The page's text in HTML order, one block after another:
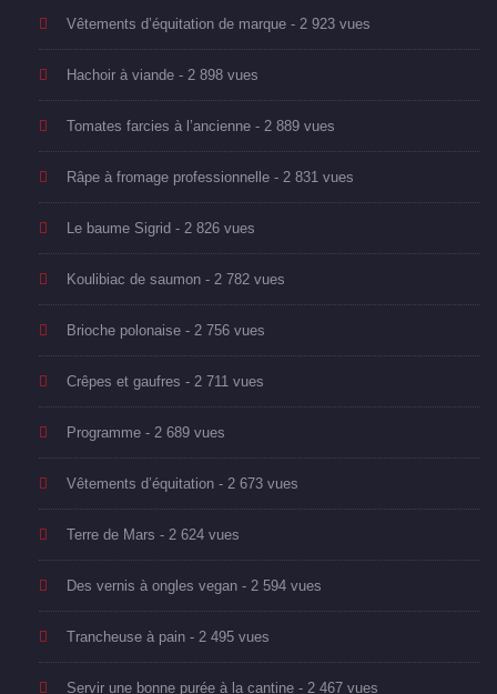
Vêtements d’équitation de marque - 2 923 vues
Hachoir à viande - 2 898 vues
Tomates farcies à l’ancienne - 2 889 vues
Râpe à fromage professionnelle - 2 831 vues
Le baume Sigrid - 2 826 vues
Koulibiac de saumon - 2 782 vues
Brioche polonaise - 2 756 vues
Crêpes et gaufres - 2 711 vues
Programme - 2 689 vues
Vêtements d’équitation - 2 673 vues
Terre de Mars - 2 624 vues
Des vernis à ongles vegan - 2 594 vues
Trancheuse à pain - 2 495 vues
Servir une bonne purée à la cantine - 2 467 vues